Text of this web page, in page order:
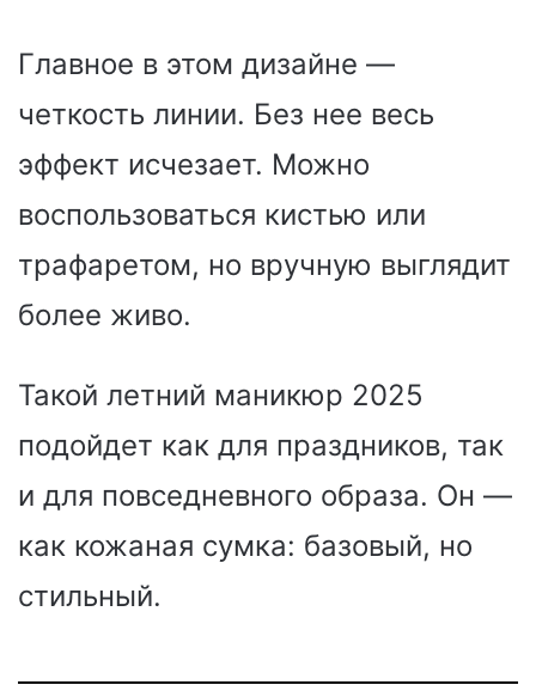
Главное в этом дизайне —
четкость линии. Без нее весь
эффект исчезает. Можно
воспользоваться кистью или
трафаретом, но вручную выглядит
более живо.
Такой летний маникюр 2025
подойдет как для праздников, так
и для повседневного образа. Он —
как кожаная сумка: базовый, но
стильный.